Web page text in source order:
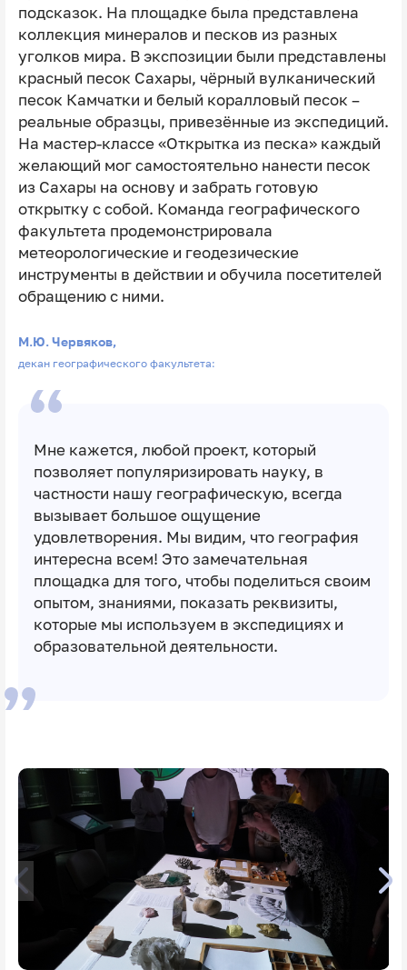
подсказок. На площадке была представлена
коллекция минералов и песков из разных
уголков мира. В экспозиции были представлены
красный песок Сахары, чёрный вулканический
песок Камчатки и белый коралловый песок –
реальные образцы, привезённые из экспедиций.
На мастер-классе «Открытка из песка» каждый
желающий мог самостоятельно нанести песок
из Сахары на основу и забрать готовую
открытку с собой. Команда географического
факультета продемонстрировала
метеорологические и геодезические
инструменты в действии и обучила посетителей
обращению с ними.
М.Ю. Червяков,
декан географического факультета:
Мне кажется, любой проект, который
позволяет популяризировать науку, в
частности нашу географическую, всегда
вызывает большое ощущение
удовлетворения. Мы видим, что география
интересна всем! Это замечательная
площадка для того, чтобы поделиться своим
опытом, знаниями, показать реквизиты,
которые мы используем в экспедициях и
образовательной деятельности.